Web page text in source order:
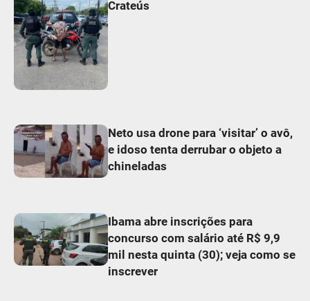
Crateús
Neto usa drone para ‘visitar’ o avô,
e idoso tenta derrubar o objeto a
chineladas
Ibama abre inscrições para
concurso com salário até R$ 9,9
mil nesta quinta (30); veja como se
inscrever